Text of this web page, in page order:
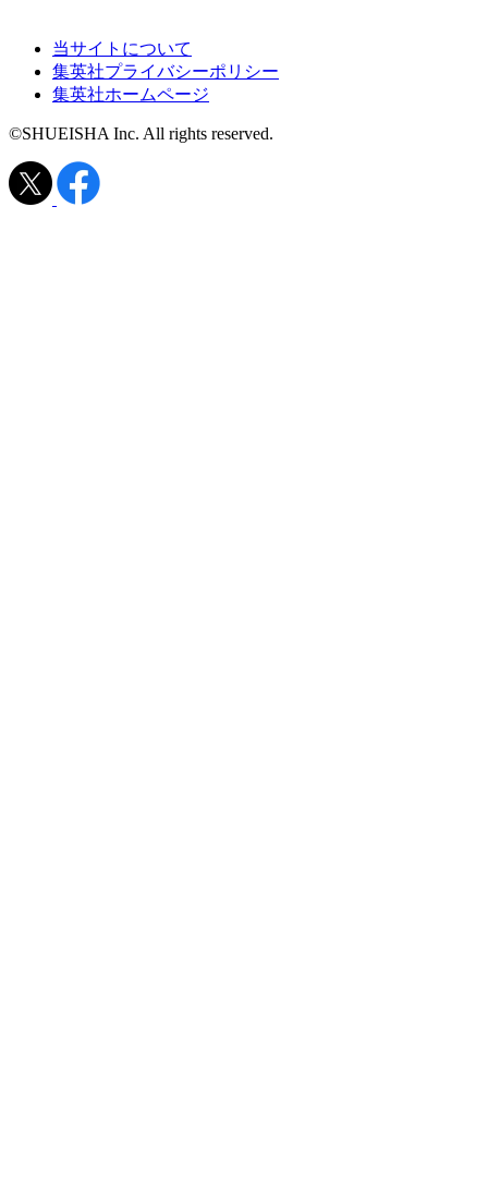
当サイトについて
集英社プライバシーポリシー
集英社ホームページ
©SHUEISHA Inc. All rights reserved.